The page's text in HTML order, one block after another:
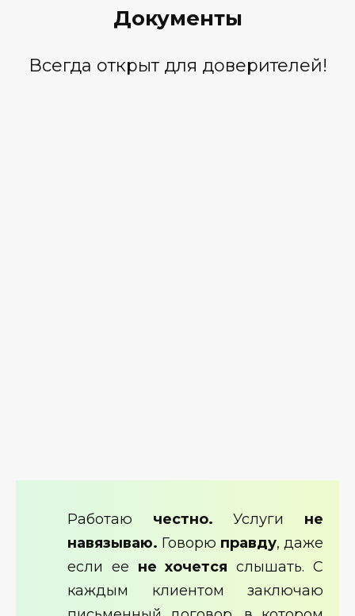
Документы
Всегда открыт для доверителей!
Работаю честно. Услуги не
навязываю. Говорю правду, даже
если ее не хочетсяслышать. С
каждым клиентом заключаю